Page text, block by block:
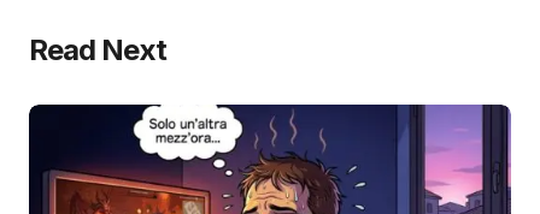
Read Next